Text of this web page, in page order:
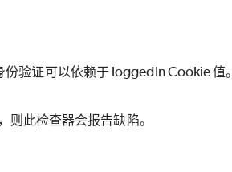
验证可以依赖于 loggedIn Cookie 值
此检查器会报告缺陷。